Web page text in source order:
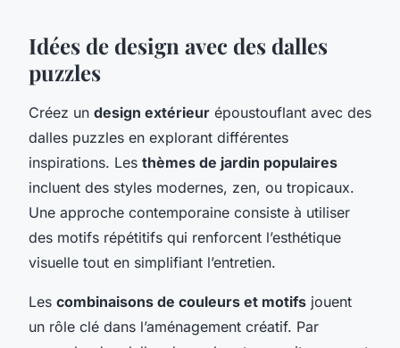
Idées de design avec des dalles
puzzles
Créez un design extérieur époustouflant avec des
dalles puzzles en explorant différentes
inspirations. Les thèmes de jardin populaires
incluent des styles modernes, zen, ou tropicaux.
Une approche contemporaine consiste à utiliser
des motifs répétitifs qui renforcent l’esthétique
visuelle tout en simplifiant l’entretien.
Les combinaisons de couleurs et motifs jouent
un rôle clé dans l’aménagement créatif. Par